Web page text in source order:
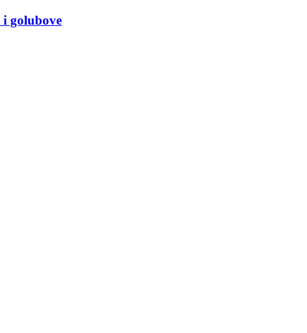
golubove